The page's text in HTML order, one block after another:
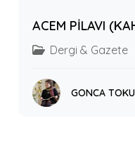
ACEM PİLAVI
Dergi & Gazete
GONCA